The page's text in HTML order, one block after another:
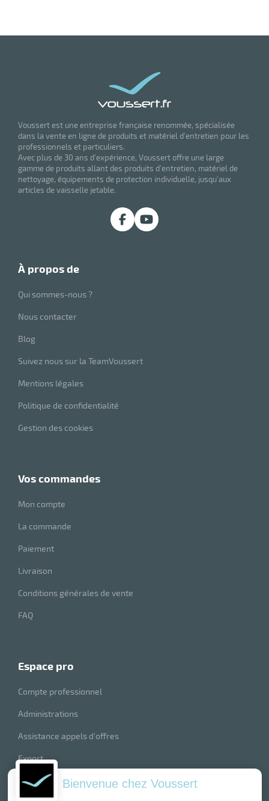
Voussert est une entreprise française renommée, spécialisée
dans la vente en ligne de produits et matériel d'entretien pour les
professionnels et particuliers.
Avec plus de 30 ans d'expérience, Voussert offre une large
gamme de produits allant des produits d'entretien, matériel de
nettoyage, équipements de protection individuelle, jusqu'aux
articles de vaisselle jetable.
à propos de
Qui sommes-nous ?
Nous contacter
Blog
Suivez nous sur la TeamVoussert
Mentions légales
Politique de confidentialité
Gestion des cookies
vos commandes
Mon compte
La commande
Paiement
Livraison
Conditions générales de vente
FAQ
espace pro
Compte professionnel
Administrations
Assistance appels d’offres
Export
index produitsBienvenue chez Voussert